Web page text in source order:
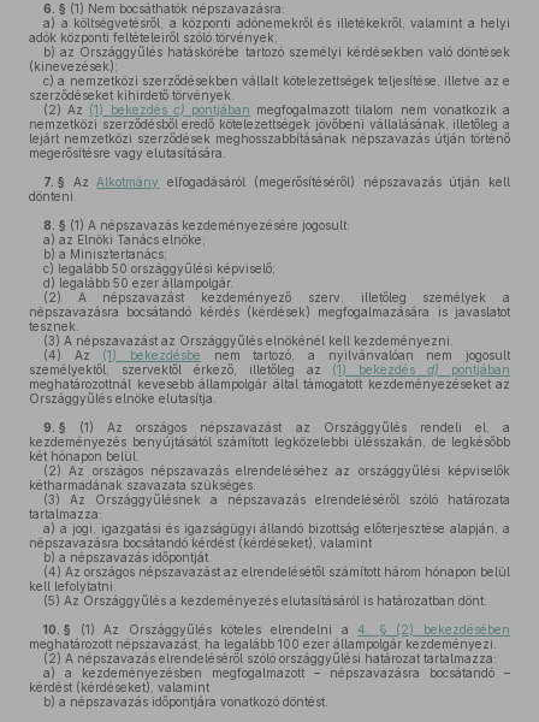
6. § (1) Nem bocsáthatók népszavazásra:
a) a költségvetésről, a központi adónemekről és illetékekről, valamint a helyi
adók központi feltételeiről szóló törvények;
b) az Országgyűlés hatáskörébe tartozó személyi kérdésekben való döntések
(kinevezések);
c) a nemzetközi szerződésekben vállalt kötelezettségek teljesítése, illetve az e
szerződéseket kihirdető törvények.
(2) Az (1) bekezdés c) pontjában megfogalmazott tilalom nem vonatkozik a
nemzetközi szerződésből eredő kötelezettségek jövőbeni vállalásának, illetőleg a
lejárt nemzetközi szerződések meghosszabbításának népszavazás útján történő
megerősítésre vagy elutasítására.
7. § Az Alkotmány
elfogadásáról (megerősítéséről) népszavazás útján kell
dönteni.
8. § (1) A népszavazás kezdeményezésére jogosult:
a) az Elnöki Tanács elnöke;
b) a Minisztertanács;
c) legalább 50 országgyűlési képviselő;
d) legalább 50 ezer állampolgár.
(2) A népszavazást kezdeményező szerv, illetőleg személyek a
népszavazásra bocsátandó kérdés (kérdések) megfogalmazására is javaslatot
tesznek.
(3) A népszavazást az Országgyűlés elnökénél kell kezdeményezni.
(4) Az (1) bekezdésbe nem tartozó, a nyilvánvalóan nem jogosult
személyektől, szervektől érkező, illetőleg az (1) bekezdésd) pontjában
meghatározottnál kevesebb állampolgár által támogatott kezdeményezéseket az
Országgyűlés elnöke elutasítja.
9. § (1) Az országos népszavazást az Országgyűlés rendeli el, a
kezdeményezés benyújtásától számított legközelebbi ülésszakán, de legkésőbb
két hónapon belül.
(2) Az országos népszavazás elrendeléséhez az országgyűlési képviselők
kétharmadának szavazata szükséges.
(3) Az Országgyűlésnek a népszavazás elrendeléséről szóló határozata
tartalmazza:
a) a jogi, igazgatási és igazságügyi állandó bizottság előterjesztése alapján, a
népszavazásra bocsátandó kérdést (kérdéseket), valamint
b) a népszavazás időpontját.
(4) Az országos népszavazást az elrendelésétől számított három hónapon belül
kell lefolytatni.
(5) Az Országgyűlés a kezdeményezés elutasításáról is határozatban dönt.
10. § (1) Az Országgyűlés köteles elrendelni a4. § (2) bekezdésében
meghatározott népszavazást, ha legalább 100 ezer állampolgár kezdeményezi.
(2) A népszavazás elrendeléséről szóló országgyűlési határozat tartalmazza:
a) a kezdeményezésben megfogalmazott – népszavazásra bocsátandó –
kérdést (kérdéseket), valamint
b) a népszavazás időpontjára vonatkozó döntést.